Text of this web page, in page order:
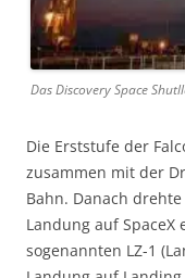
Das Discovery Space
Die Erststufe der
zusammen mit der
Bahn. Danach
Landung auf
sogenannten LZ-1